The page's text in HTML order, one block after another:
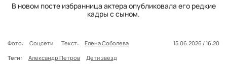
В новом посте избранница актера опубликовала его редкие
кадры с сыном.
Фото: Соцсети Текст: Елена Соболева
15.06.2026 / 16:20
Теги:
Александр Петров Дети звезд